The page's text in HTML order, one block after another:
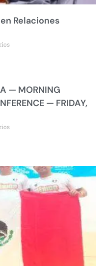
Relaciones
— MORNING
— FRIDAY,